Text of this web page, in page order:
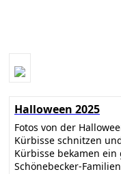
Halloween 2025
Fotos von der
Kürbisse schnitzen
Kürbisse bekamen
Schönebecker-